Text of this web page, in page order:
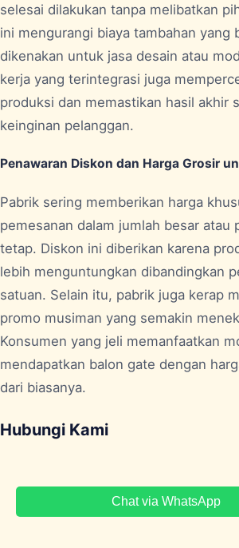
selesai dilakukan tanpa melibatkan
ini mengurangi biaya tambahan yang
dikenakan untuk jasa desain atau
kerja yang terintegrasi juga
produksi dan memastikan hasil akhir
keinginan pelanggan.
Penawaran Diskon dan Harga Grosir
Pabrik sering memberikan harga
pemesanan dalam jumlah besar atau
tetap. Diskon ini diberikan karena
lebih menguntungkan dibandingkan
satuan. Selain itu, pabrik juga kerap
promo musiman yang semakin
Konsumen yang jeli memanfaatkan
mendapatkan balon gate dengan
dari biasanya.
Hubungi Kami
Chat via WhatsApp